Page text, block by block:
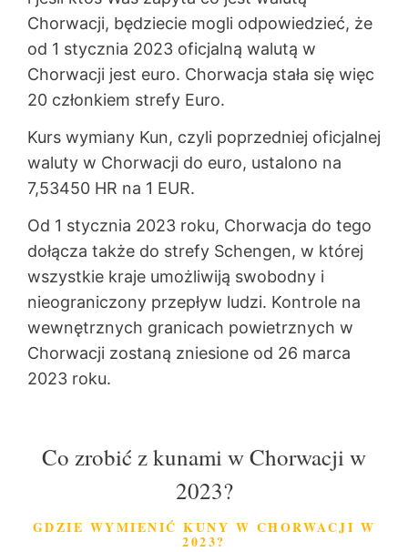
Chorwacji, będziecie mogli odpowiedzieć, że
od 1 stycznia 2023 oficjalną walutą w
Chorwacji jest euro. Chorwacja stała się więc
20 członkiem strefy Euro.
Kurs wymiany Kun, czyli poprzedniej oficjalnej
waluty w Chorwacji do euro, ustalono na
7,53450 HR na 1 EUR.
Od 1 stycznia 2023 roku, Chorwacja do tego
dołącza także do strefy Schengen, w której
wszystkie kraje umożliwiją swobodny i
nieograniczony przepływ ludzi. Kontrole na
wewnętrznych granicach powietrznych w
Chorwacji zostaną zniesione od 26 marca
2023 roku.
Co zrobić z kunami w Chorwacji w
2023?
GDZIE WYMIENIĆ KUNY W CHORWACJI W
2023?